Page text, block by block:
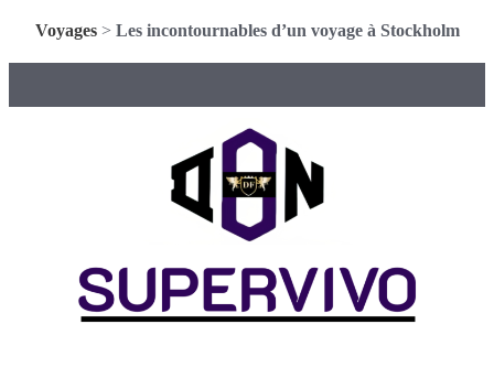
Voyages> Les incontournables d’un voyage à Stockholm